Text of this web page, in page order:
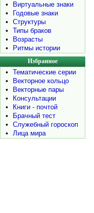
•
Виртуальные знаки
•
Годовые знаки
•
Структуры
•
Типы браков
•
Возрасты
•
Ритмы истории
Избранное
•
Тематические серии
•
Векторное кольцо
•
Векторные пары
•
Консультации
•
Книги - почтой
•
Брачный тест
•
Служебный гороскоп
•
Лица мира